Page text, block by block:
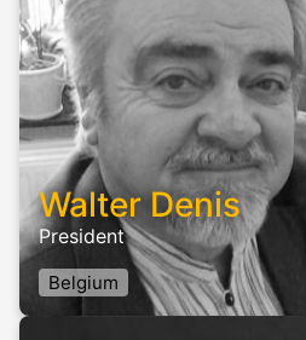
Walter Denis
President
Belgium